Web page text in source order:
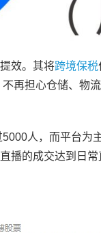
效。其将跨境保税
再担心仓储、物
人，而平台为
播的成交达到日